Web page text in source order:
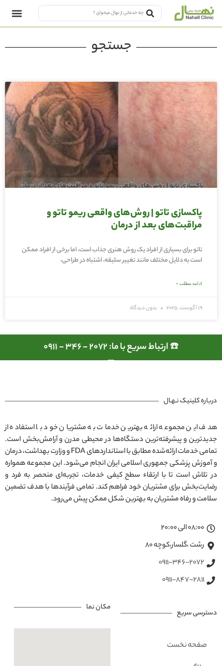
جستجو
پاکسازی تاتو | روش‌های واقعی ریمو تاتو و
مراقبت‌های بعد از درمان
تاتو برای بسیاری از افراد یک روش هنری جذاب است، اما برخی از افراد ممکن
است به دلایل مختلف مانند تغییر سلیقه، اشتباه در طراحی،
ادامه مطلب »
19 آگوست, 2025 بدون دیدگاه
☎️ ارتباط سریع با ما: 2072 - 346 - 0911
درباره کلینیک نـهـال
هدف این مجموعه ارائه بهترین خدمات به مشتریان خود با استفاده از
جدیدترین و پیشرفته‌ترین دستگاه‌ها در محیطی مدرن و آرامش‌بخش است.
تمامی خدمات ارائه‌شده مطابق با استانداردهای FDA و وزارت بهداشت، درمان
و آموزش پزشکی جمهوری اسلامی ایران انجام می‌شود. این مجموعه همواره
در تلاش است تا با ارتقاء سطح کیفی خدمات، تجربه‌ای منحصر به فرد و
رضایت‌بخش برای مشتریان خود فراهم کند. تمامی فرآیندها با هدف تضمین
سلامت و رفاه مشتریان به بهترین شکل ممکن پیش می‌رود.
08:00 الی 20:00
رشت ،گلسار،کوچه ۸۰
0911-346-2072
0911-847-2811
دسترسی سریع
صفحه نخست
مکان نما